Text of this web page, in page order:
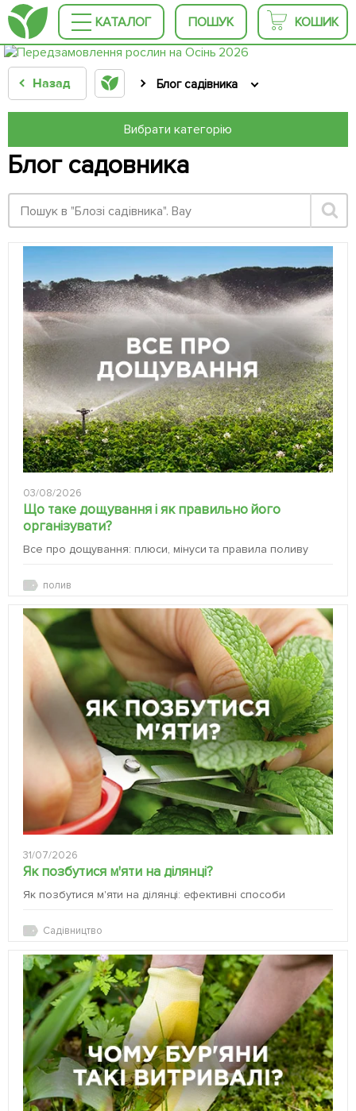
КАТАЛОГ ПОШУК КОШИК
Назад Блог садівника
Вибрати категорію
Блог садовника
03/08/2026
Що таке дощування і як правильно його
організувати?
Все про дощування: плюси, мінуси та правила поливу
полив
31/07/2026
Як позбутися м'яти на ділянці?
Як позбутися м'яти на ділянці: ефективні способи
Садівництво